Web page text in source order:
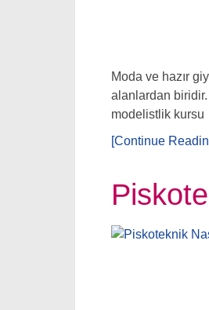
Moda ve hazır
alanlardan
modelistlik
[Continue